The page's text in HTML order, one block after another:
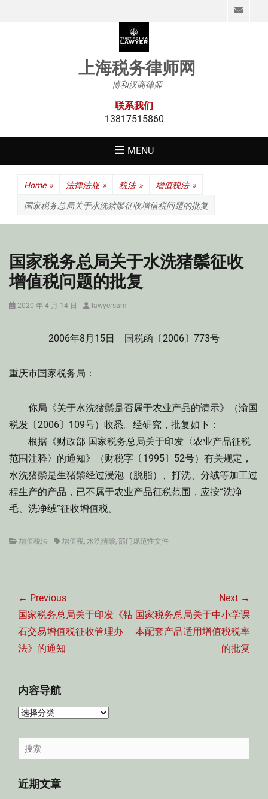
上海税务律师网
博和汉商律师
联系我们
13817515860
MENU
Home » 法律法规 » 税法 » 增值税法 »
国家税务总局关于水洗猪鬃征收增值税问题的批复
国家税务总局关于水洗猪鬃征收
增值税问题的批复
Posted
2020 年 4 月 14 日 Authorlawyersam
2006年8月15日 国税函〔2006〕773号
重庆市国家税务局：
你局《关于水洗猪鬃是否属于农业产品的请示》（渝国
税发〔2006〕109号）收悉。经研究，批复如下：
根据《财政部 国家税务总局关于印发〈农业产品征税
范围注释〉的通知》（财税字〔1995〕52号）有关规定，
水洗猪鬃是生猪鬃经过浸泡（脱脂）、打洗、分绒等加工过
程生产的产品，已不属于农业产品征税范围，应按“洗净
毛、洗净绒”征收增值税。
Categories
增值税法 Tags增值税, 水洗猪鬃, 部门规范性文件
章
导
航
← Previous
Previous
post:
国家税务总局关于印发《钻
石交易增值税征收管理办
法》的通知
Next →
Next
post:
国家税务总局关于中小学课
本配套产品适用增值税税率
的批复
内容导航
内
导
航
Search
for:
近期文章